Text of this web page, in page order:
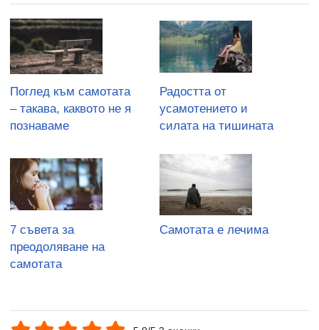
Поглед към самотата
– такава, каквото не я
познаваме
Радостта от
усамотението и
силата на тишината
7 съвета за
преодоляване на
самотата
Самотата е лечима